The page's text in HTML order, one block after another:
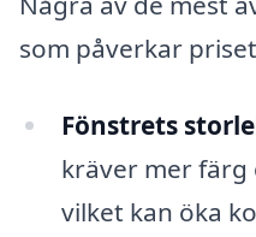
som påverkar
Fönstrets
kräver mer färg
vilket kan öka